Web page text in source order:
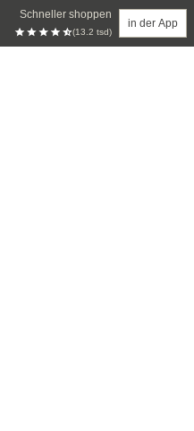
Schneller shoppen
(13.2 tsd)
in der App